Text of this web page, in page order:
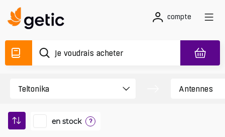
compte
en stock ?